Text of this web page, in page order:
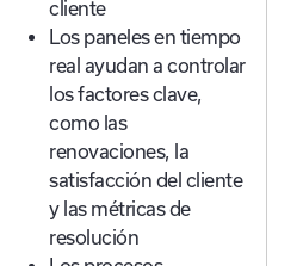
cliente
Los paneles en tiempo
real ayudan a controlar
los factores clave,
como las
renovaciones, la
satisfacción del cliente
y las métricas de
resolución